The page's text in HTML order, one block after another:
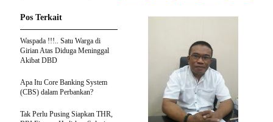
Pos Terkait
Waspada !!!.. Satu Warga di
Girian Atas Diduga Meninggal
Akibat DBD
Apa Itu Core Banking System
(CBS) dalam Perbankan?
Tak Perlu Pusing Siapkan THR,